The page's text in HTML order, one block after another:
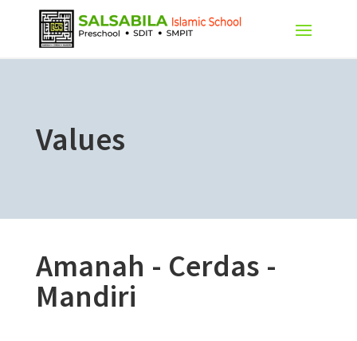
Values
Amanah - Cerdas -
Mandiri